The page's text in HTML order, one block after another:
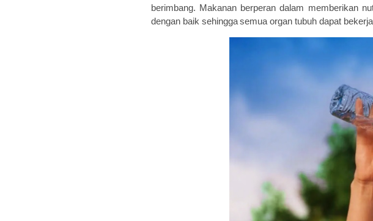
berimbang. Makanan berperan dalam memberikan
dengan baik sehinggasemua organ tubuh dapat bekerja